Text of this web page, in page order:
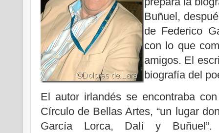
Buñuel,
de Federico
con lo que
amigos. El
biografía del
El autor irlandés se encontraba
Círculo de Bellas Artes, “un lugar
García Lorca, Dalí y